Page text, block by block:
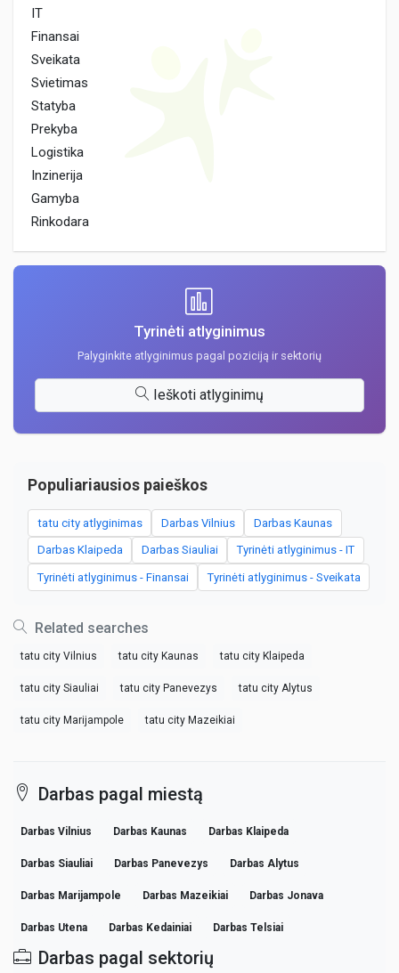
IT
Finansai
Sveikata
Svietimas
Statyba
Prekyba
Logistika
Inzinerija
Gamyba
Rinkodara
Tyrinėti atlyginimus
Palyginkite atlyginimus pagal poziciją ir sektorių
Ieškoti atlyginimų
Populiariausios paieškos
tatu city atlyginimas Darbas Vilnius Darbas Kaunas
Darbas Klaipeda Darbas Siauliai Tyrinėti atlyginimus - IT
Tyrinėti atlyginimus - Finansai Tyrinėti atlyginimus - Sveikata
Related searches
tatu city Vilnius tatu city Kaunas tatu city Klaipeda
tatu city Siauliai tatu city Panevezys tatu city Alytus
tatu city Marijampole tatu city Mazeikiai
Darbas pagal miestą
Darbas Vilnius Darbas Kaunas Darbas Klaipeda
Darbas Siauliai Darbas Panevezys Darbas Alytus
Darbas Marijampole Darbas Mazeikiai Darbas Jonava
Darbas Utena Darbas Kedainiai Darbas Telsiai
Darbas pagal sektorių